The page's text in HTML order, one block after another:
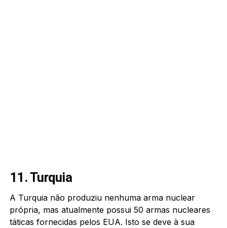
11. Turquia
A Turquia não produziu nenhuma arma nuclear
própria, mas atualmente possui 50 armas nucleares
táticas fornecidas pelos EUA. Isto se deve à sua